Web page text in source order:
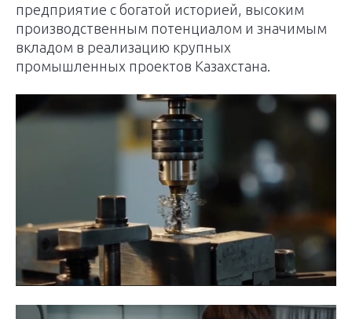
предприятие с богатой историей, высоким
производственным потенциалом и значимым
вкладом в реализацию крупных
промышленных проектов Казахстана.